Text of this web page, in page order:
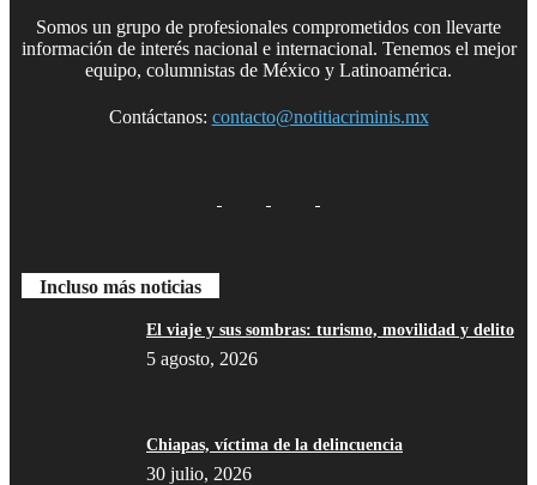
Bluesky
Somos un grupo de profesionales comprometidos con llevarte
información de interés nacional e internacional. Tenemos el mejor
equipo, columnistas de México y Latinoamérica.
Contáctanos: contacto@notitiacriminis.mx
Incluso más noticias
El viaje y sus sombras: turismo, movilidad y delito
5 agosto, 2026
Chiapas, víctima de la delincuencia
30 julio, 2026